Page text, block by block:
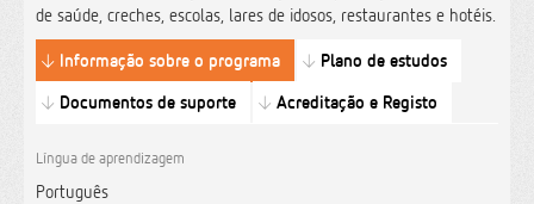
de saúde, creches, escolas, lares de idosos, restaurantes e hotéis.
Informação sobre o programa
Plano de estudos
Documentos de suporte
Acreditação e Registo
Língua de aprendizagem
Português